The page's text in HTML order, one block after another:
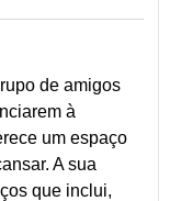
de amigos
à
um espaço
A sua
que inclui,